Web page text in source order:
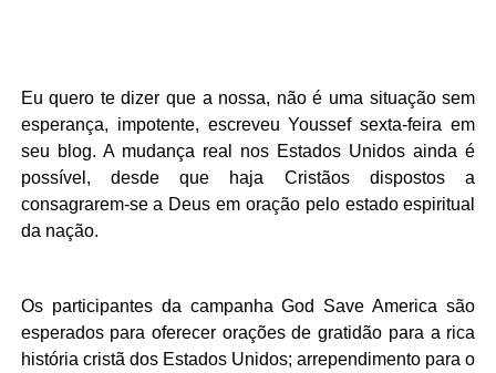
Eu quero te dizer que a nossa, não é uma situação sem
esperança, impotente, escreveu Youssef sexta-feira em
seu blog. A mudança real nos Estados Unidos ainda é
possível, desde que haja Cristãos dispostos a
consagrarem-se a Deus em oração pelo estado espiritual
da nação.
Os participantes da campanha God Save America são
esperados para oferecer orações de gratidão para a rica
história cristã dos Estados Unidos; arrependimento para o